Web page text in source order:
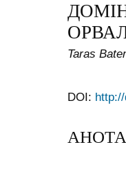
Taras
DOI: